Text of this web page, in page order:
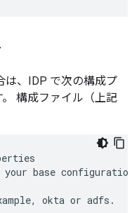
は、IDP で次の構成プ
構成ファイル（上記
base
okta or adfs.